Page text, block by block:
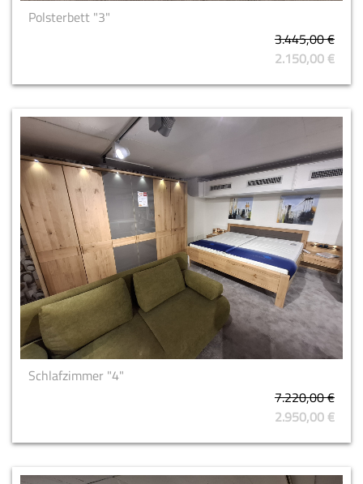
Polsterbett "3"
3.445,00 €
2.150,00 €
Schlafzimmer "4"
7.220,00 €
2.950,00 €